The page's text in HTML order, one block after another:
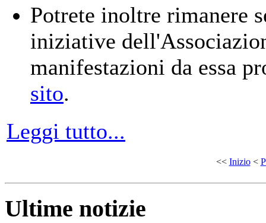
Potrete inoltre rimanere
iniziative
manifestazioni da essa
sito.
Leggi tutto...
<< Inizio<
Ultime notizie